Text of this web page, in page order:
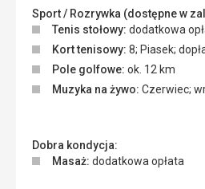
Sport / Rozrywka (dostępne w
Tenis stołowy: dodatkowa
Kort tenisowy: 8; Piasek;
Pole golfowe: ok. 12 km
Muzyka na żywo: Czerwiec;
Dobra kondycja:
Masaż: dodatkowa opłata